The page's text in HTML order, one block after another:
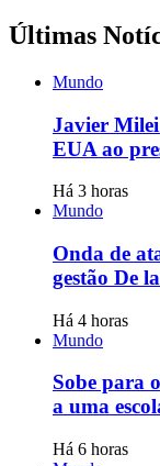
Últimas
Mundo
Javier
EUA ao
Há 3 horas
Mundo
Onda de
gestão De
Há 4 horas
Mundo
Sobe para
a uma
Há 6 horas